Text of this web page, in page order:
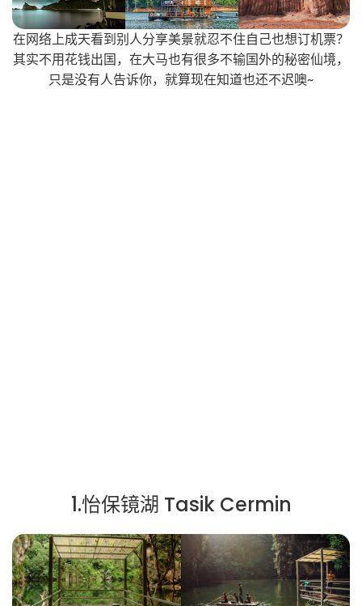
在网络上成天看到别人分享美景就忍不住自己也想订机票？
其实不用花钱出国，在大马也有很多不输国外的秘密仙境，
只是没有人告诉你，就算现在知道也还不迟噢~
1.怡保镜湖 Tasik Cermin